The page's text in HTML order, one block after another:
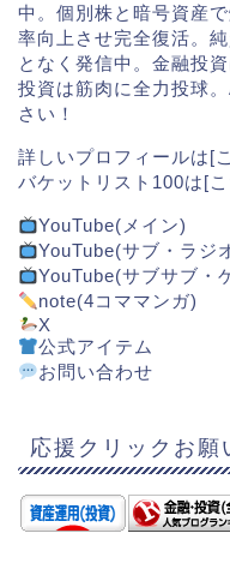
中。個別株と暗号資産
率向上させ完全復活。
となく発信中。金融投
投資は筋肉に全力投球
さい！
詳しいプロフィールは[
バケットリスト100は[
YouTube(メイン)
YouTube(サブ・ラジ
YouTube(サブサブ・
note(4コママンガ)
X
公式アイテム
お問い合わせ
応援クリックお願